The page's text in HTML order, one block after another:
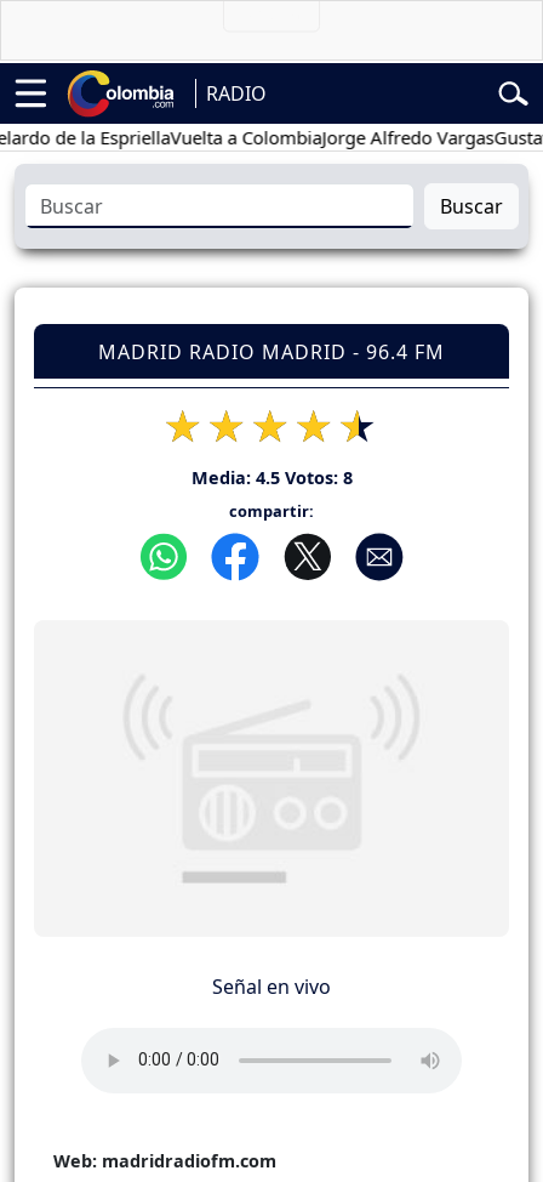
RADIO
la EspriellaVuelta a ColombiaJorge Alfredo VargasGustavo
Buscar
MADRID RADIO MADRID - 96.4 FM
Media: 4.5Votos: 8
compartir:
Señal en vivo
Web: madridradiofm.com